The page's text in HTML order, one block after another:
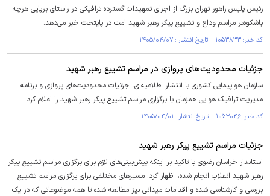
رئیس پلیس راهور تهران بزرگ از اجرای تمهیدات گسترده ترافیکی در راستای برپایی هرچه
باشکوه‌تر مراسم وداع و تشییع پیکر رهبر شهید امت در پایتخت خبر می‌دهد.
کد خبر: ۱۰۵۳۸۳۳ تاریخ انتشار : ۱۴۰۵/۰۴/۰۷
جزئیات محدودیت‌های پروازی در مراسم تشییع رهبر شهید
سازمان هواپیمایی کشوری با انتشار اطلاعیه‌ای، جزئیات محدودیت‌های پروازی و برنامه
مدیریت ترافیک هوایی همزمان با برگزاری مراسم تشییع پیکر رهبر شهید را اعلام کرد.
کد خبر: ۱۰۵۳۰۴۶ تاریخ انتشار : ۱۴۰۵/۰۴/۰۱
جزئیات مراسم تشییع پیکر رهبر شهید
استاندار خراسان رضوی با تاکید بر اینکه پیش‌بینی‌های لازم برای برگزاری مراسم تشییع پیکر
رهبر شهید انقلاب انجام شده، اظهار کرد: مسیر‌های مختلفی برای برگزاری مراسم تشییع
بررسی و کارشناسی شده و اقدامات میدانی نیز مطالعه شده تا همه موضوعاتی که در یک